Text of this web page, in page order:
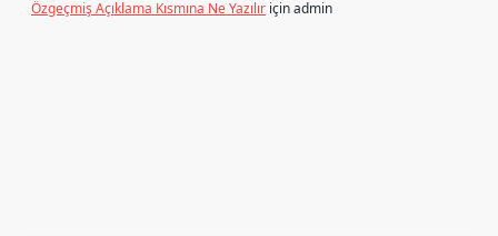
Özgeçmiş Açıklama Kısmına Ne Yazılır içinadmin